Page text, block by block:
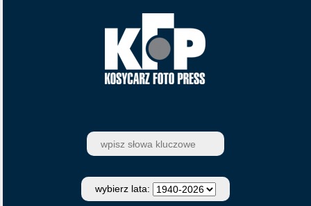
wybierz lata: